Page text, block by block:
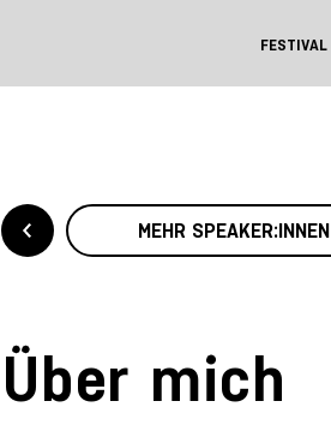
FESTIVAL
MEHR SPEAKER:INNEN
Über mich